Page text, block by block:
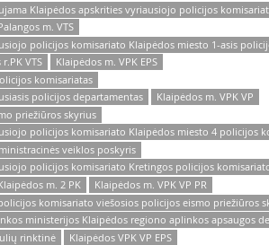
Klaipėdos apskrities vyriausiojo policijos
m. VTS
policijos komisariato Klaipėdos miesto 1-asis
VTS
Klaipėdos m. VPK EPS
komisariatas
policijos departamentas
Klaipėdos m. VPK VP
priežiūros skyrius
policijos komisariato Klaipėdos miesto 4 policijos
veiklos poskyris
policijos komisariato Kretingos policijos
m. 2 PK
Klaipėdos m. VPK VP PR
komisariato viešosios policijos eismo priežiūros
ministerijos Klaipėdos regiono aplinkos apsaugos
rinktinė
Klaipėdos VPK VP EPS